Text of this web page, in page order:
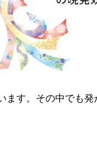
す。その中でも